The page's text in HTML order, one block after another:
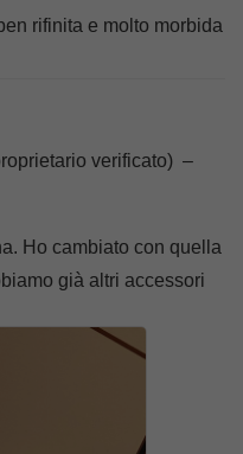
rifinita e molto morbida
verificato) –
Ho cambiato con quella
già altri accessori
fantastiche